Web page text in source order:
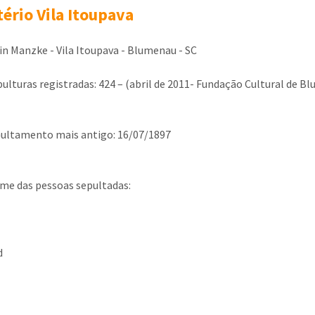
Vila Itoupava
Manzke - Vila Itoupava - Blumenau - SC
registradas: 424 – (abril de 2011- Fundação Cultural de
mais antigo: 16/07/1897
das pessoas sepultadas: